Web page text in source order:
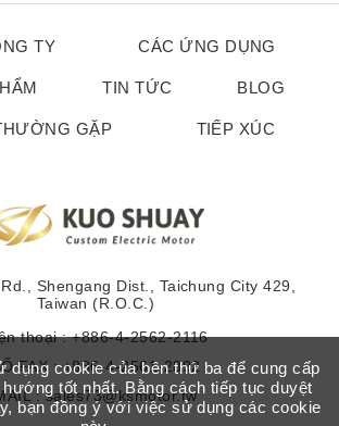
dụng cookie của bên thứ ba để cung cấp
tốt nhất. Bằng cách tiếp tục duyệt
bạn đồng ý với việc sử dụng các cookie
TY CÁC ỨNG DỤNG
TIN TỨC BLOG
GẶP TIẾP XÚC
Shengang Dist., Taichung City 429,
Taiwan (R.O.C.)
thoại :+886-4-2562-2116
FAX : +886-4-2561-2892
:sales73@ksmotor.tw